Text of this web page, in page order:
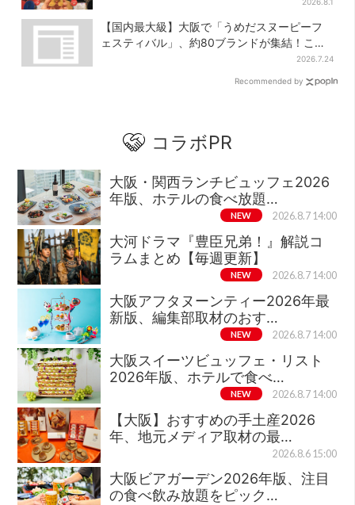
【国内最大級】大阪で「うめだスヌーピーフ
ェスティバル」、約80ブランドが集結！ここ
2026.7.24
Recommended by
コラボPR
大阪・関西ランチビュッフェ2026
年版、ホテルの食べ放題…
NEW 2026.8.7 14:00
大河ドラマ『豊臣兄弟！』解説コ
ラムまとめ【毎週更新】
NEW 2026.8.7 14:00
大阪アフタヌーンティー2026年最
新版、編集部取材のおす…
NEW 2026.8.7 14:00
大阪スイーツビュッフェ・リスト
2026年版、ホテルで食べ…
NEW 2026.8.7 14:00
【大阪】おすすめの手土産2026
年、地元メディア取材の最…
2026.8.6 15:00
大阪ビアガーデン2026年版、注目
の食べ飲み放題をピック…